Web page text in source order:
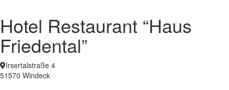
Hotel Restaurant “Haus
Friedental”
Irsertalstraße 4
51570 Windeck